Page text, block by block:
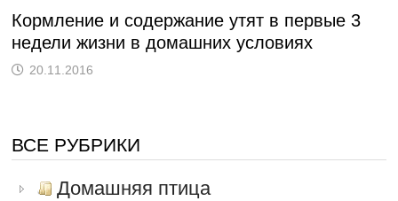
Кормление и содержание утят в первые 3
недели жизни в домашних условиях
20.11.2016
ВСЕ РУБРИКИ
Домашняя птица